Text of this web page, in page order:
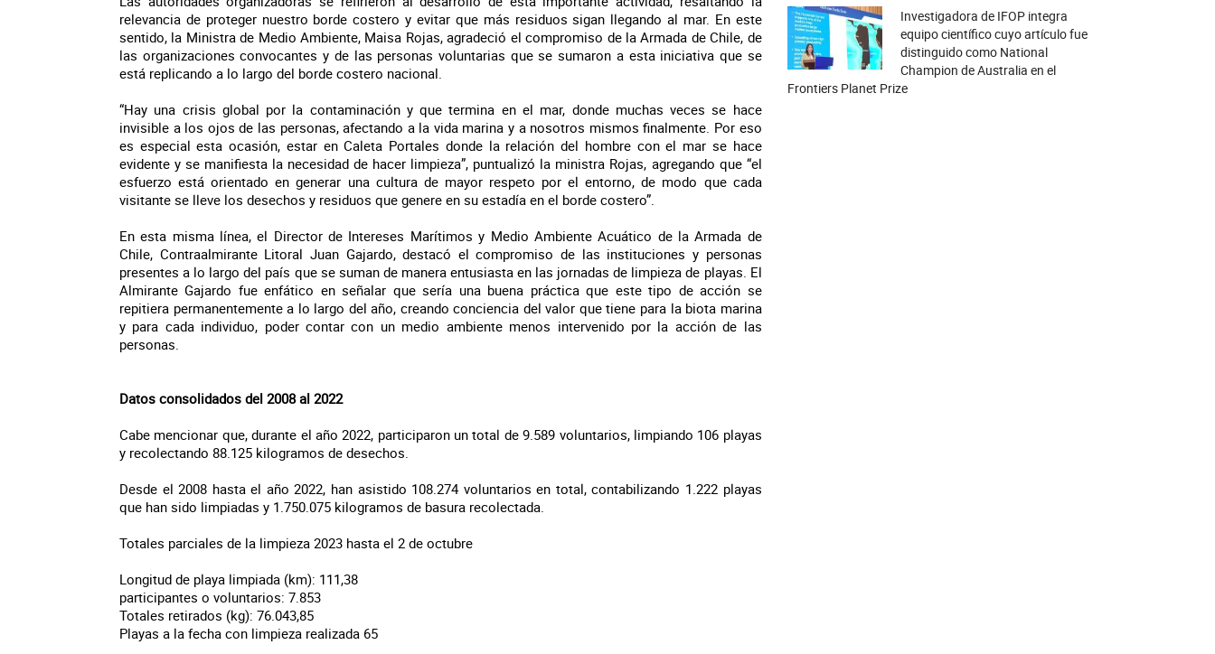
relevancia de proteger nuestro borde costero y evitar que más residuos sigan llegando al mar. En este
sentido, la Ministra de Medio Ambiente, Maisa Rojas, agradeció el compromiso de la Armada de Chile, de
las organizaciones convocantes y de las personas voluntarias que se sumaron a esta iniciativa que se
está replicando a lo largo del borde costero nacional.
“Hay una crisis global por la contaminación y que termina en el mar, donde muchas veces se hace
invisible a los ojos de las personas, afectando a la vida marina y a nosotros mismos finalmente. Por eso
es especial esta ocasión, estar en Caleta Portales donde la relación del hombre con el mar se hace
evidente y se manifiesta la necesidad de hacer limpieza”, puntualizó la ministra Rojas, agregando que “el
esfuerzo está orientado en generar una cultura de mayor respeto por el entorno, de modo que cada
visitante se lleve los desechos y residuos que genere en su estadía en el borde costero”.
En esta misma línea, el Director de Intereses Marítimos y Medio Ambiente Acuático de la Armada de
Chile, Contraalmirante Litoral Juan Gajardo, destacó el compromiso de las instituciones y personas
presentes a lo largo del país que se suman de manera entusiasta en las jornadas de limpieza de playas. El
Almirante Gajardo fue enfático en señalar que sería una buena práctica que este tipo de acción se
repitiera permanentemente a lo largo del año, creando conciencia del valor que tiene para la biota marina
y para cada individuo, poder contar con un medio ambiente menos intervenido por la acción de las
personas.
Datos consolidados del 2008 al 2022
Cabe mencionar que, durante el año 2022, participaron un total de 9.589 voluntarios, limpiando 106 playas
y recolectando 88.125 kilogramos de desechos.
Desde el 2008 hasta el año 2022, han asistido 108.274 voluntarios en total, contabilizando 1.222 playas
que han sido limpiadas y 1.750.075 kilogramos de basura recolectada.
Totales parciales de la limpieza 2023 hasta el 2 de octubre
Longitud de playa limpiada (km): 111,38
participantes o voluntarios: 7.853
Totales retirados (kg): 76.043,85
Playas a la fecha con limpieza realizada 65
Investigadora de IFOP integra
equipo científico cuyo artículo fue
distinguido como National
Champion de Australia en el
Frontiers Planet Prize